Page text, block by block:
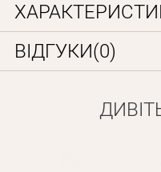
ВІДГУКИ(0)